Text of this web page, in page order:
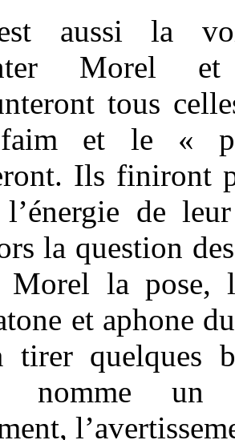
aussi la
Morel
tous
et le «
Ils finiront
de
la question
Morel la
et aphone
tirer quelques
nomme un